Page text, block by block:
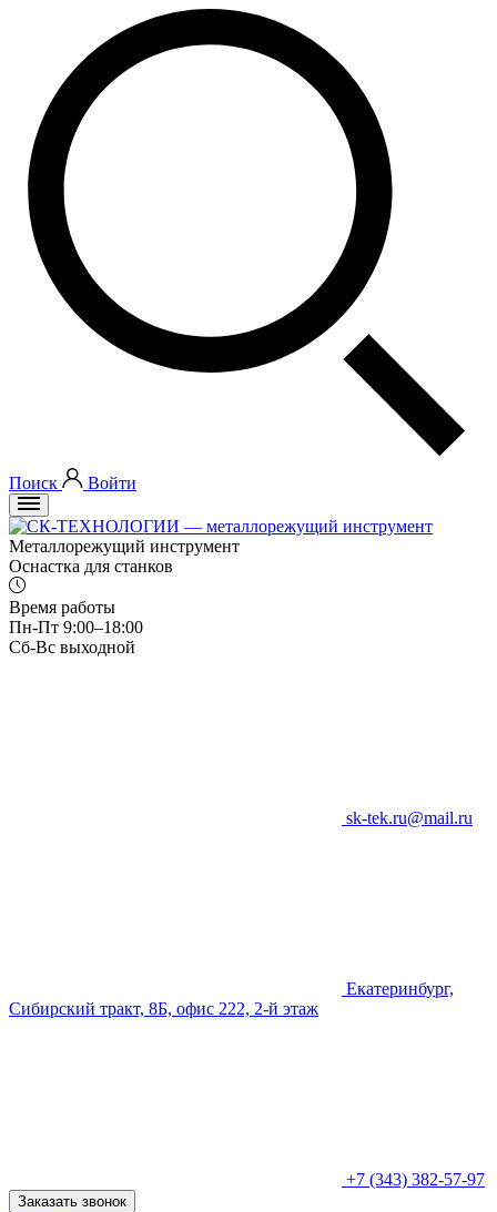
Поиск Войти
Металлорежущий инструмент
Оснастка для станков
Время работы
Пн-Пт 9:00–18:00
Сб-Вс выходной
sk-tek.ru@mail.ru
Екатеринбург,
Сибирский тракт, 8Б, офис 222, 2-й этаж
+7 (343) 382-57-97
Заказать звонок